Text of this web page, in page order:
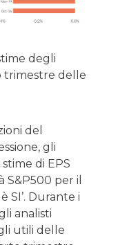
degli
trimestre delle
del
gli
di EPS
per il
SI’. Durante i
analisti
utili delle